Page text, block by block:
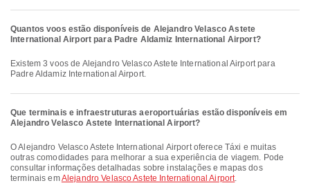
Quantos voos estão disponíveis de Alejandro Velasco Astete
International Airport para Padre Aldamiz International Airport?
Existem 3 voos de Alejandro Velasco Astete International Airport para
Padre Aldamiz International Airport.
Que terminais e infraestruturas aeroportuárias estão disponíveis em
Alejandro Velasco Astete International Airport?
O Alejandro Velasco Astete International Airport oferece Táxi e muitas
outras comodidades para melhorar a sua experiência de viagem. Pode
consultar informações detalhadas sobre instalações e mapas dos
terminais emAlejandro Velasco Astete International Airport.